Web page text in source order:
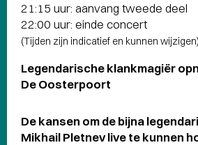
21:15 uur: aanvang tweede deel
22:00 uur: einde concert
(Tijden zijn indicatief en kunnen wijzigen)
Legendarische klankmagiër
De Oosterpoort
De kansen om de bijna
Mikhail Pletnev live te kunnen